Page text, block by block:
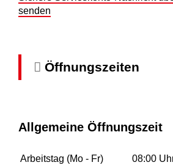
senden
Öffnungszeiten
Allgemeine Öffnungszeit
Arbeitstag (Mo - Fr) 08:00